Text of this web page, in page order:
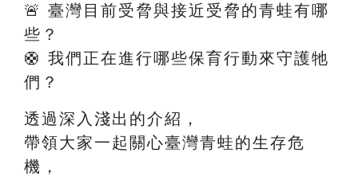
🚨 臺灣目前受脅與接近受脅的青蛙有哪
些？
🛟 我們正在進行哪些保育行動來守護牠
們？
透過深入淺出的介紹，
帶領大家一起關心臺灣青蛙的生存危
機，